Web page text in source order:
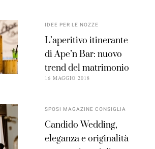
IDEE PER LE NOZZE
L’aperitivo itinerante
di Ape’n Bar: nuovo
trend del matrimonio
16 MAGGIO 2018
SPOSI MAGAZINE CONSIGLIA
Candido Wedding,
eleganza e originalità